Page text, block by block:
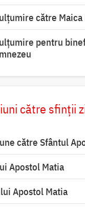
către
pentru
către sfinții
către Sfântul
Apostol Matia
Apostol Matia